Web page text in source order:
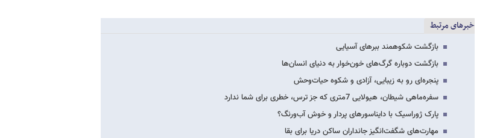
خبرهای مرتبط
بازگشت شکوهمند ببرهای آسیایی
بازگشت دوباره گرگ‌های خون‌خوار به دنیای انسان‌ها
پنجره‌ای رو به زیبایی، آزادی و شکوه حیات‌وحش
سفره‌ماهی شیطان، هیولایی 7متری که جز ترس، خطری برای شما ندارد
پارک ژوراسیک با دایناسورهای پردار و خوش آب‌ورنگ؟
مهارت‌های شگفت‌انگیز جانداران ساکن دریا برای بقا